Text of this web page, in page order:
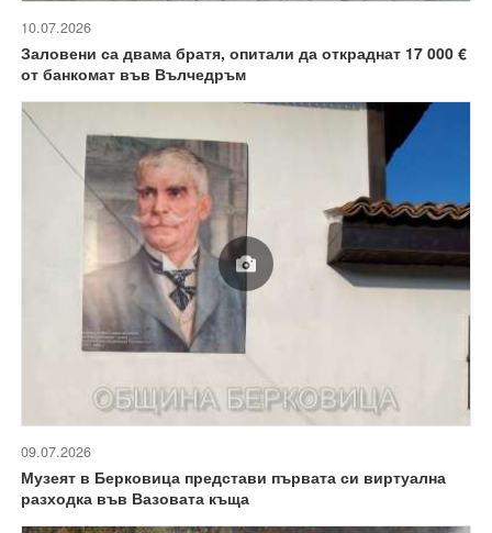
10.07.2026
Заловени са двама братя, опитали да откраднат 17 000 €
от банкомат във Вълчедръм
09.07.2026
Музеят в Берковица представи първата си виртуална
разходка във Вазовата къща